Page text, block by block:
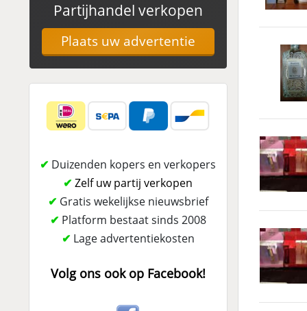
Partijhandel verkopen
Plaats uw advertentie
✔ Duizenden kopers en verkopers
✔ Zelf uw partij verkopen
✔ Gratis wekelijkse nieuwsbrief
✔ Platform bestaat sinds 2008
✔ Lage advertentiekosten
Volg ons ook op Facebook!